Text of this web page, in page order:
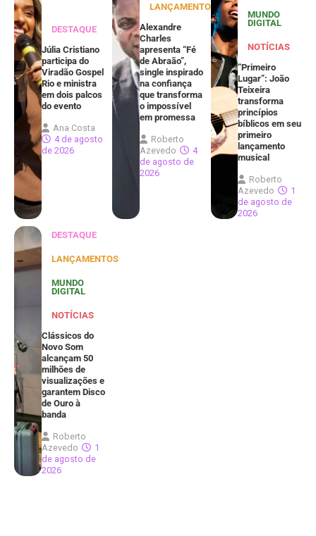
DESTAQUE
Júlia Cristiano
participa do
Viradão Gospel
Rio e ministra
em dois palcos
do evento
Ana Costa
4 de agosto
de 2026
LANÇAMENTOS
Alexandre
Charles
apresenta “Fé
de Abraão”,
single inspirado
na confiança
que transforma
o impossível
em promessa
Roberto
Azevedo
4
de agosto de
2026
MUNDO
DIGITAL
NOTÍCIAS
“Primeiro
Lugar”: João
Teixeira
transforma
princípios
bíblicos em seu
primeiro
lançamento
musical
Roberto
Azevedo
1
de agosto de
2026
DESTAQUE
LANÇAMENTOS
MUNDO
DIGITAL
NOTÍCIAS
Clássicos do
Novo Som
alcançam 50
milhões de
visualizações e
garantem Disco
de Ouro à
banda
Roberto
Azevedo
1
de agosto de
2026